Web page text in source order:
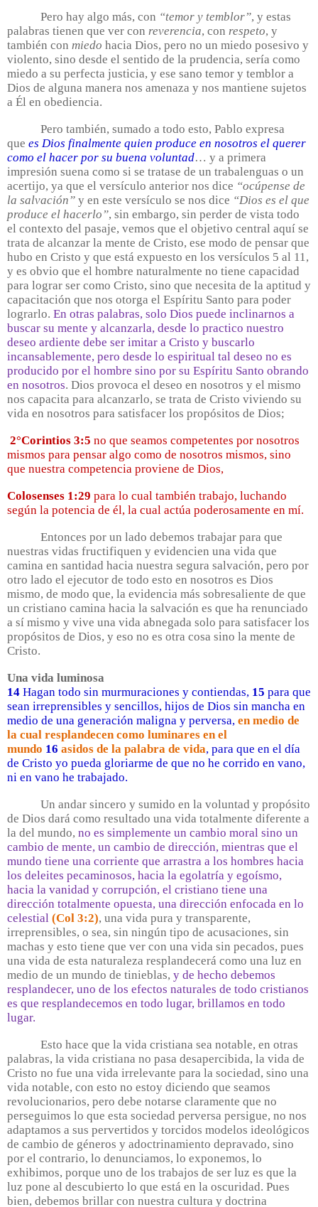
Pero hay algo más, con “temor y temblor”, y estas
palabras tienen que ver con reverencia, con respeto, y
también con miedo hacia Dios, pero no un miedo posesivo y
violento, sino desde el sentido de la prudencia, sería como
miedo a su perfecta justicia, y ese sano temor y temblor a
Dios de alguna manera nos amenaza y nos mantiene sujetos
a Él en obediencia.
Pero también, sumado a todo esto, Pablo expresa
que es Dios finalmente quien produce en nosotros el querer
como el hacer por su buena voluntad… y a primera
impresión suena como si se tratase de un trabalenguas o un
acertijo, ya que el versículo anterior nos dice “ocúpense de
la salvación” y en este versículo se nos dice “Dios es el que
produce el hacerlo”, sin embargo, sin perder de vista todo
el contexto del pasaje, vemos que el objetivo central aquí se
trata de alcanzar la mente de Cristo, ese modo de pensar que
hubo en Cristo y que está expuesto en los versículos 5 al 11,
y es obvio que el hombre naturalmente no tiene capacidad
para lograr ser como Cristo, sino que necesita de la aptitud y
capacitación que nos otorga el Espíritu Santo para poder
lograrlo. En otras palabras, solo Dios puede inclinarnos a
buscar su mente y alcanzarla, desde lo practico nuestro
deseo ardiente debe ser imitar a Cristo y buscarlo
incansablemente, pero desde lo espiritual tal deseo no es
producido por el hombre sino por su Espíritu Santo obrando
en nosotros. Dios provoca el deseo en nosotros y el mismo
nos capacita para alcanzarlo, se trata de Cristo viviendo su
vida en nosotros para satisfacer los propósitos de Dios;
2°Corintios 3:5 no que seamos competentes por nosotros
mismos para pensar algo como de nosotros mismos, sino
que nuestra competencia proviene de Dios,
Colosenses 1:29 para lo cual también trabajo, luchando
según la potencia de él, la cual actúa poderosamente en mí.
Entonces por un lado debemos trabajar para que
nuestras vidas fructifiquen y evidencien una vida que
camina en santidad hacia nuestra segura salvación, pero por
otro lado el ejecutor de todo esto en nosotros es Dios
mismo, de modo que, la evidencia más sobresaliente de que
un cristiano camina hacia la salvación es que ha renunciado
a sí mismo y vive una vida abnegada solo para satisfacer los
propósitos de Dios, y eso no es otra cosa sino la mente de
Cristo.
Una vida luminosa
14 Hagan todo sin murmuraciones y contiendas, 15 para que
sean irreprensibles y sencillos, hijos de Dios sin mancha en
medio de una generación maligna y perversa, en medio de
la cual resplandecen como luminares en el
mundo 16 asidos de la palabra de vida, para que en el día
de Cristo yo pueda gloriarme de que no he corrido en vano,
ni en vano he trabajado.
Un andar sincero y sumido en la voluntad y propósito
de Dios dará como resultado una vida totalmente diferente a
la del mundo, no es simplemente un cambio moral sino un
cambio de mente, un cambio de dirección, mientras que el
mundo tiene una corriente que arrastra a los hombres hacia
los deleites pecaminosos, hacia la egolatría y egoísmo,
hacia la vanidad y corrupción, el cristiano tiene una
dirección totalmente opuesta, una dirección enfocada en lo
celestial (Col 3:2), una vida pura y transparente,
irreprensibles, o sea, sin ningún tipo de acusaciones, sin
machas y esto tiene que ver con una vida sin pecados, pues
una vida de esta naturaleza resplandecerá como una luz en
medio de un mundo de tinieblas, y de hecho debemos
resplandecer, uno de los efectos naturales de todo cristianos
es que resplandecemos en todo lugar, brillamos en todo
lugar.
Esto hace que la vida cristiana sea notable, en otras
palabras, la vida cristiana no pasa desapercibida, la vida de
Cristo no fue una vida irrelevante para la sociedad, sino una
vida notable, con esto no estoy diciendo que seamos
revolucionarios, pero debe notarse claramente que no
perseguimos lo que esta sociedad perversa persigue, no nos
adaptamos a sus pervertidos y torcidos modelos ideológicos
de cambio de géneros y adoctrinamiento depravado, sino
por el contrario, lo denunciamos, lo exponemos, lo
exhibimos, porque uno de los trabajos de ser luz es que la
luz pone al descubierto lo que está en la oscuridad. Pues
bien, debemos brillar con nuestra cultura y doctrina